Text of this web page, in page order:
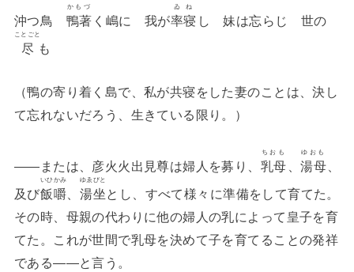
沖つ鳥 鴨著
かもづ
く嶋に 我が率寝
ゐね
し 妹は忘らじ 世の
尽
ことごと
も
（鴨の寄り着く島で、私が共寝をした妻のことは、決し
て忘れないだろう、生きている限り。）
――または、彦火火出見尊は婦人を募り、 乳母
ちおも
湯母
ゆおも
及び飯嚼
いひかみ
湯坐
ゆゑびと
とし、すべて様々に準備をして育てた。
その時、母親の代わりに他の婦人の乳によって皇子を育
てた。これが世間で乳母を決めて子を育てることの発祥
である――と言う。